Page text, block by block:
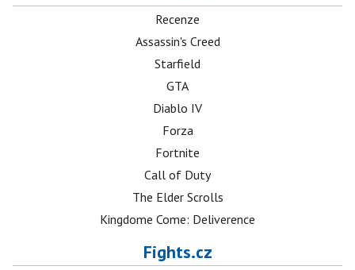
Recenze
Assassin's Creed
Starfield
GTA
Diablo IV
Forza
Fortnite
Call of Duty
The Elder Scrolls
Kingdome Come: Deliverence
Fights.cz